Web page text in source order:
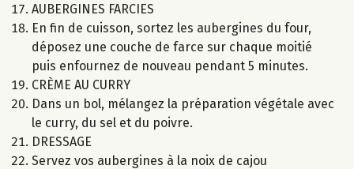
AUBERGINES FARCIES
En fin de cuisson, sortez les aubergines du four,
déposez une couche de farce sur chaque moitié
puis enfournez de nouveau pendant 5 minutes.
CRÈME AU CURRY
Dans un bol, mélangez la préparation végétale avec
le curry, du sel et du poivre.
DRESSAGE
Servez vos aubergines à la noix de cajou